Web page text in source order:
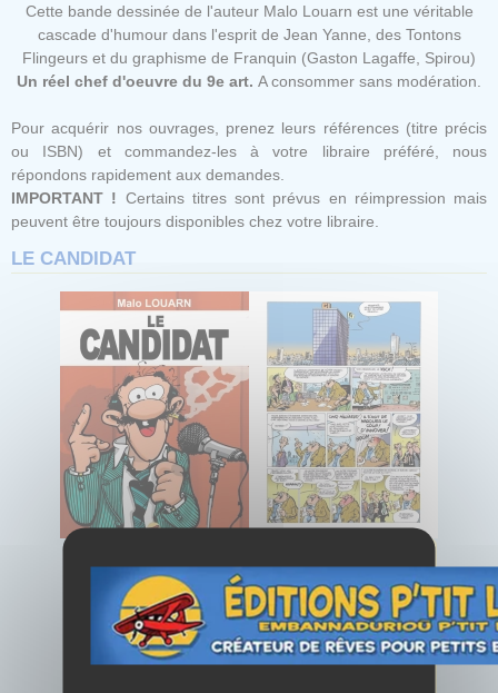
Cette bande dessinée de l'auteur Malo Louarn est une véritable
cascade d'humour dans l'esprit de Jean Yanne, des Tontons
Flingeurs et du graphisme de Franquin (Gaston Lagaffe, Spirou)
Un réel chef d'oeuvre du 9e art. A consommer sans modération.
Pour acquérir nos ouvrages, prenez leurs références (titre précis
ou ISBN) et commandez-les à votre libraire préféré, nous
répondons rapidement aux demandes.
IMPORTANT ! Certains titres sont prévus en réimpression mais
peuvent être toujours disponibles chez votre libraire.
LE CANDIDAT
12.50 €TTC
Scénariste
LOUARN Malo
Coloriste: Studio Vicky
Editeur: Editions P'tit Louis
Le candidat
Famille: Bandes dessinées